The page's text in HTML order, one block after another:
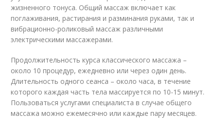
жизненного тонуса. Общий массаж включает как
поглаживания, растирания и разминания руками, так и
вибрационно-роликовый массаж различными
электрическими массажерами.
Продолжительность курса классического массажа –
около 10 процедур, ежедневно или через один день.
Длительность одного сеанса – около часа, в течение
которого каждая часть тела массируется по 10-15 минут.
Пользоваться услугами специалиста в случае общего
массажа можно ежемесячно или каждые пару месяцев.